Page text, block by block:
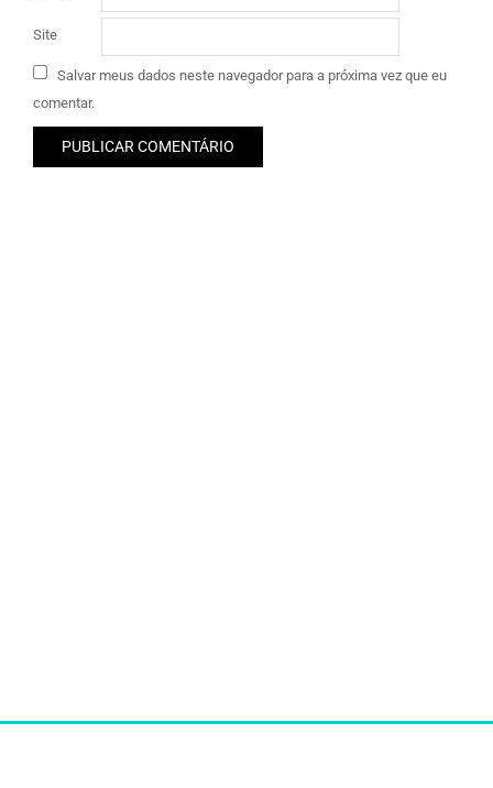
Site
Salvar meus dados neste navegador para a próxima vez que eu
comentar.